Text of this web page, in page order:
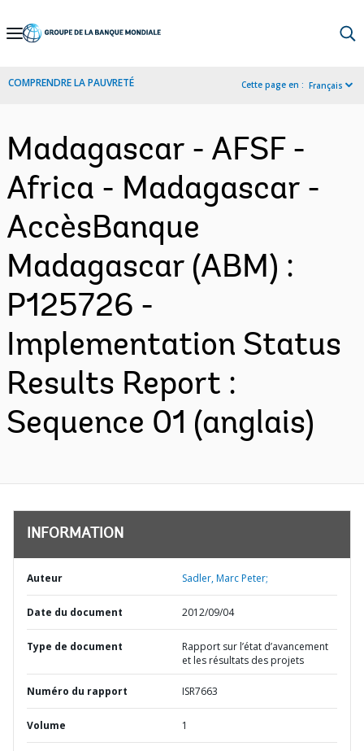
Skip
Navigation
COMPRENDRE LA PAUVRETÉ Cette page en : Français
Madagascar - AFSF -
Africa - Madagascar -
AccèsBanque
Madagascar (ABM) :
P125726 -
Implementation Status
Results Report :
Sequence 01 (anglais)
INFORMATION
Auteur Sadler, Marc Peter;
Date du document 2012/09/04
Type de document
Rapport sur l’état d’avancement
et les résultats des projets
Numéro du rapport ISR7663
Volume 1